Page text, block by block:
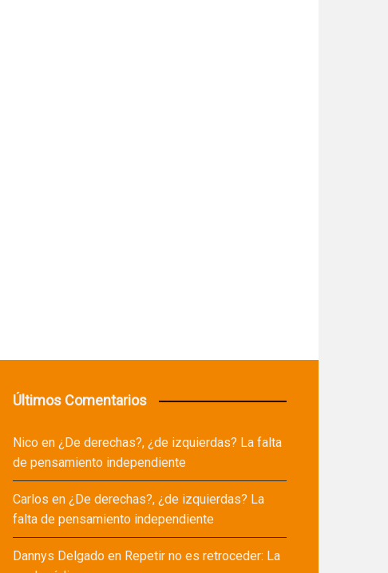
Últimos Comentarios
Nicoen ¿De derechas?, ¿de izquierdas? La falta
de pensamiento independiente
Carlos en ¿De derechas?, ¿de izquierdas? La
falta de pensamiento independiente
Dannys Delgadoen Repetir no es retroceder: La